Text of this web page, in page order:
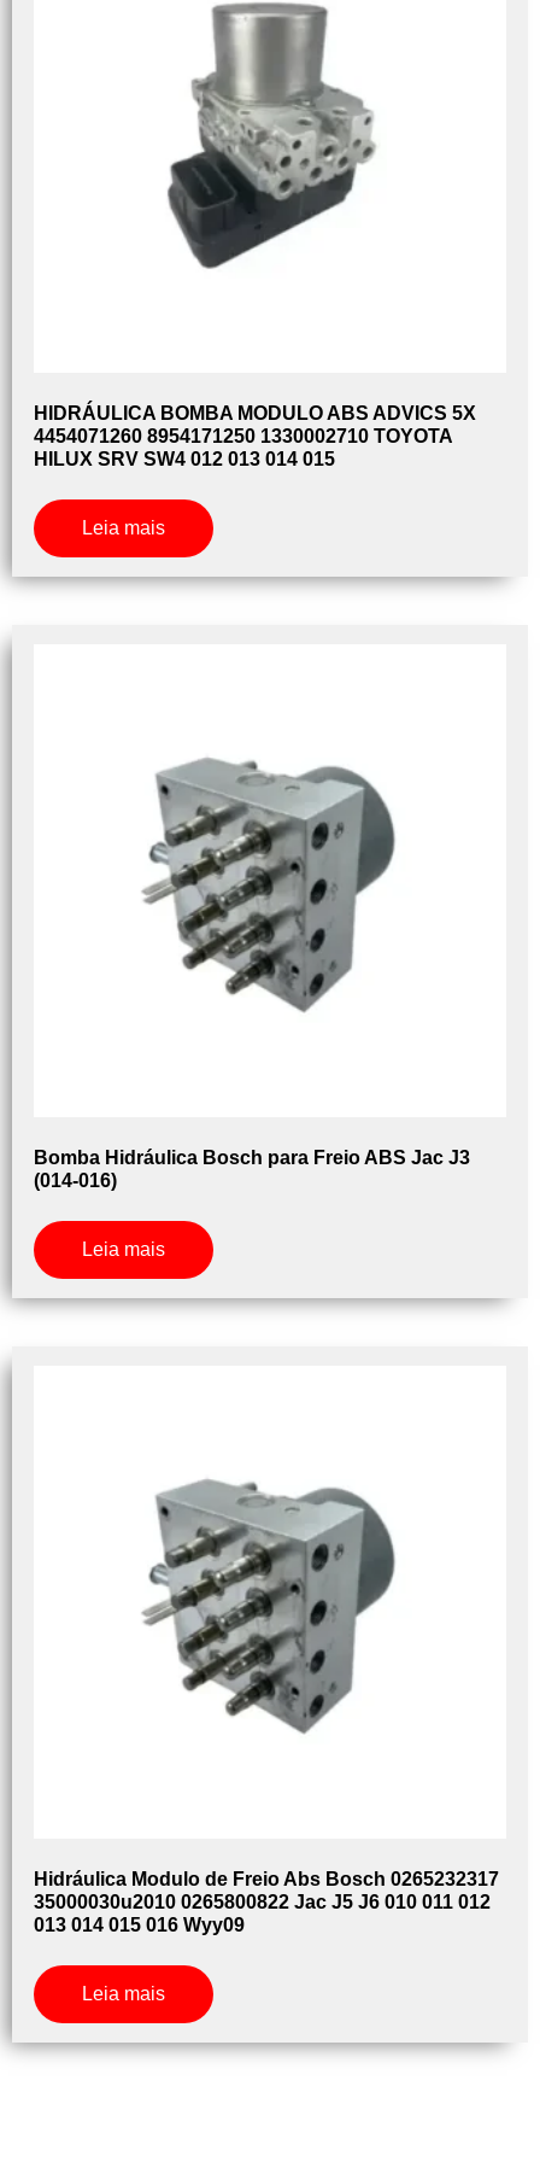
HIDRÁULICA BOMBA MODULO ABS ADVICS 5X
4454071260 8954171250 1330002710 TOYOTA
HILUX SRV SW4 012 013 014 015
Leia mais
Bomba Hidráulica Bosch para Freio ABS Jac J3
(014-016)
Leia mais
Hidráulica Modulo de Freio Abs Bosch 0265232317
35000030u2010 0265800822 Jac J5 J6 010 011 012
013 014 015 016 Wyy09
Leia mais